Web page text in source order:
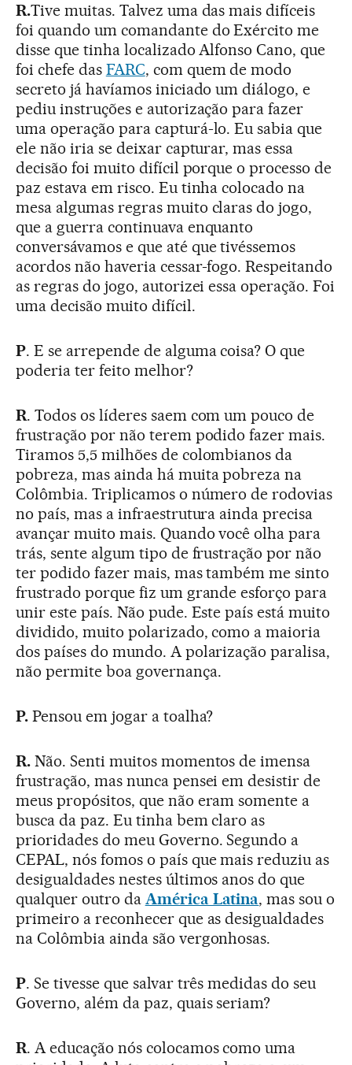
R.Tive muitas. Talvez uma das mais difíceis
foi quando um comandante do Exército me
disse que tinha localizado Alfonso Cano, que
foi chefe das FARC, com quem de modo
secreto já havíamos iniciado um diálogo, e
pediu instruções e autorização para fazer
uma operação para capturá-lo. Eu sabia que
ele não iria se deixar capturar, mas essa
decisão foi muito difícil porque o processo de
paz estava em risco. Eu tinha colocado na
mesa algumas regras muito claras do jogo,
que a guerra continuava enquanto
conversávamos e que até que tivéssemos
acordos não haveria cessar-fogo. Respeitando
as regras do jogo, autorizei essa operação. Foi
uma decisão muito difícil.
P. E se arrepende de alguma coisa? O que
poderia ter feito melhor?
R. Todos os líderes saem com um pouco de
frustração por não terem podido fazer mais.
Tiramos 5,5 milhões de colombianos da
pobreza, mas ainda há muita pobreza na
Colômbia. Triplicamos o número de rodovias
no país, mas a infraestrutura ainda precisa
avançar muito mais. Quando você olha para
trás, sente algum tipo de frustração por não
ter podido fazer mais, mas também me sinto
frustrado porque fiz um grande esforço para
unir este país. Não pude. Este país está muito
dividido, muito polarizado, como a maioria
dos países do mundo. A polarização paralisa,
não permite boa governança.
P.Pensou em jogar a toalha?
R.Não. Senti muitos momentos de imensa
frustração, mas nunca pensei em desistir de
meus propósitos, que não eram somente a
busca da paz. Eu tinha bem claro as
prioridades do meu Governo. Segundo a
CEPAL, nós fomos o país que mais reduziu as
desigualdades nestes últimos anos do que
qualquer outro da América Latina, mas sou o
primeiro a reconhecer que as desigualdades
na Colômbia ainda são vergonhosas.
P. Se tivesse que salvar três medidas do seu
Governo, além da paz, quais seriam?
R. A educação nós colocamos como uma